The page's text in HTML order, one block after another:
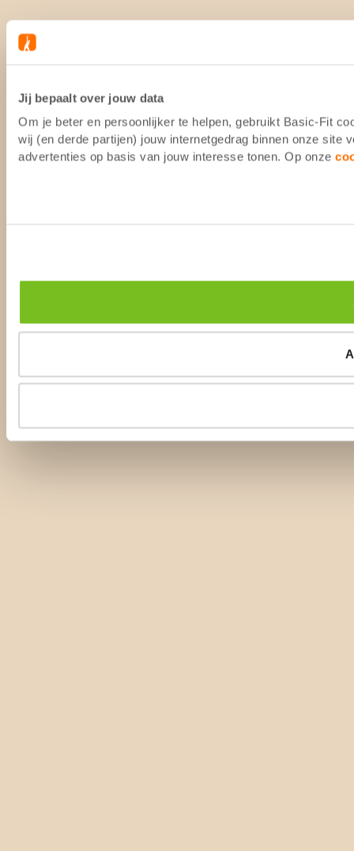
Jij bepaalt over jouw data
Om je beter en persoonlijker te helpen, gebruikt Basic-Fit
wij (en derde partijen) jouw internetgedrag binnen onze site
advertenties op basis van jouw interesse tonen. Op onze